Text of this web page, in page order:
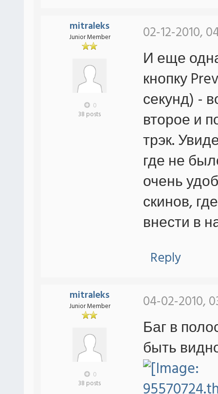
mitraleks
Junior Member
0
38 posts
02-12-2010,
И еще
кнопку
секунд) -
второе и
трэк.
где не
очень
скинов,
внести в
Reply
mitraleks
Junior Member
0
38 posts
04-02-2010,
Баг в
быть